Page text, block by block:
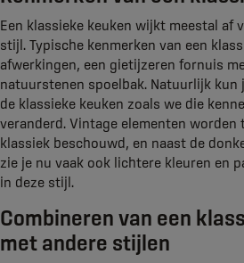
Een klassieke keuken wijkt meestal af
stijl. Typische kenmerken van een
afwerkingen, een gietijzeren fornuis
natuurstenen spoelbak. Natuurlijk kun
de klassieke keuken zoals we die
veranderd. Vintage elementen worden
klassiek beschouwd, en naast de
zie je nu vaak ook lichtere kleuren en
in deze stijl.
Combineren van een
met andere stijlen